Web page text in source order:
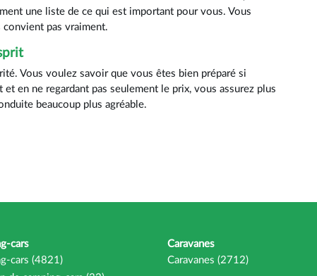
une liste de ce qui est important pour vous. Vous
pas vraiment.
Vous voulez savoir que vous êtes bien préparé si
en ne regardant pas seulement le prix, vous assurez plus
beaucoup plus agréable.
cars
cars (4821)
Caravanes
Caravanes (2712)